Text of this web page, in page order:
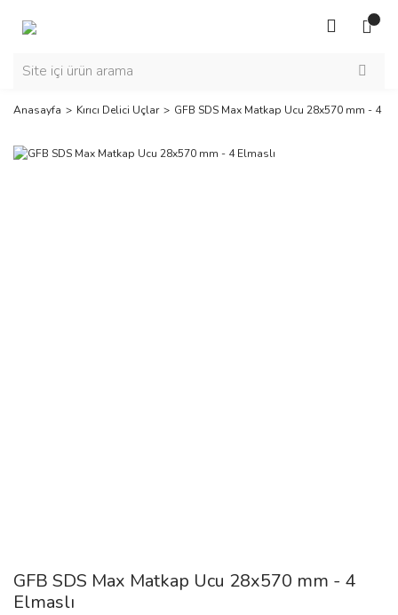
Anasayfa Kırıcı Delici Uçlar GFB SDS Max Matkap Ucu 28x570 mm - 4
GFB SDS Max Matkap Ucu 28x570 mm - 4
Elmaslı